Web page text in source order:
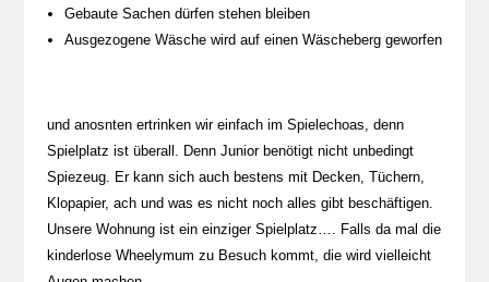
Gebaute Sachen dürfen stehen bleiben
Ausgezogene Wäsche wird auf einen Wäscheberg geworfen
und anosnten ertrinken wir einfach im Spielechoas, denn
Spielplatz ist überall. Denn Junior benötigt nicht unbedingt
Spiezeug. Er kann sich auch bestens mit Decken, Tüchern,
Klopapier, ach und was es nicht noch alles gibt beschäftigen.
Unsere Wohnung ist ein einziger Spielplatz…. Falls da mal die
kinderlose Wheelymum zu Besuch kommt, die wird vielleicht